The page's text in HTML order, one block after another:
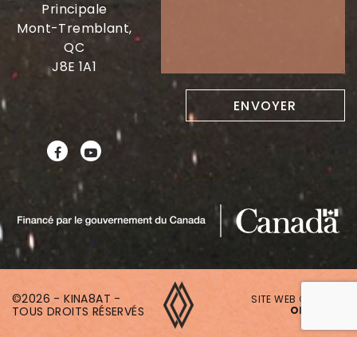
Principale
Mont-Tremblant,
QC
J8E 1A1
©2026 - KINA8AT -
TOUS DROITS RÉSERVÉS
SITE WEB CRÉÉ PAR
ONAKI.CA